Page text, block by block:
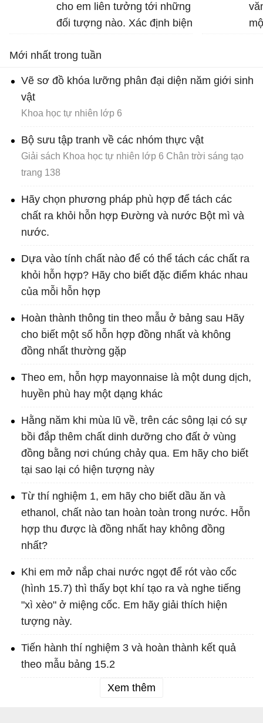
cho em liên tưởng tới những
đối tượng nào. Xác định biện
trong hình ảnh "bình minh
vàng", "vầng trăng bạc" và
nêu tác dụng của biện pháp
Mới nhất trong tuần
Vẽ sơ đồ khóa lưỡng phân đại diện năm giới sinh
vật
Khoa học tự nhiên lớp 6
Bộ sưu tập tranh về các nhóm thực vật
Giải sách Khoa học tự nhiên lớp 6 Chân trời sáng tạo
trang 138
Hãy chọn phương pháp phù hợp để tách các
chất ra khỏi hỗn hợp Đường và nước Bột mì và
nước.
Dựa vào tính chất nào để có thể tách các chất ra
khỏi hỗn hợp? Hãy cho biết đặc điểm khác nhau
của mỗi hỗn hợp
Hoàn thành thông tin theo mẫu ở bảng sau Hãy
cho biết một số hỗn hợp đồng nhất và không
đồng nhất thường gặp
Theo em, hỗn hợp mayonnaise là một dung dịch,
huyền phù hay một dạng khác
Hằng năm khi mùa lũ về, trên các sông lại có sự
bồi đắp thêm chất dinh dưỡng cho đất ở vùng
đồng bằng nơi chúng chảy qua. Em hãy cho biết
tại sao lại có hiện tượng này
Từ thí nghiệm 1, em hãy cho biết dầu ăn và
ethanol, chất nào tan hoàn toàn trong nước. Hỗn
hợp thu được là đồng nhất hay không đồng
nhất?
Khi em mở nắp chai nước ngọt để rót vào cốc
(hình 15.7) thì thấy bọt khí tạo ra và nghe tiếng
"xì xèo" ở miệng cốc. Em hãy giải thích hiện
tượng này.
Tiến hành thí nghiệm 3 và hoàn thành kết quả
theo mẫu bảng 15.2
Xem thêm